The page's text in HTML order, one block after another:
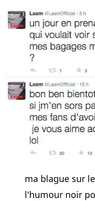
ma blague sur
l'humour noir